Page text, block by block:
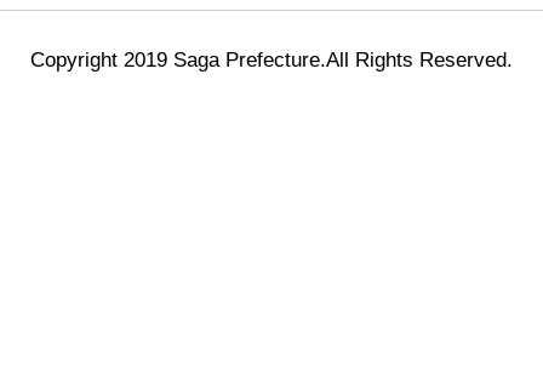
Copyright 2019 Saga Prefecture.All Rights Reserved.